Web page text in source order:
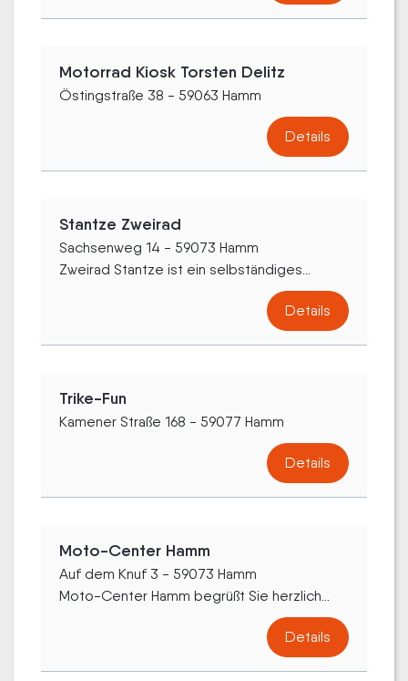
Motorrad Kiosk Torsten Delitz
Östingstraße 38 - 59063 Hamm
Details
Stantze Zweirad
Sachsenweg 14 - 59073 Hamm
Zweirad Stantze ist ein selbständiges...
Details
Trike-Fun
Kamener Straße 168 - 59077 Hamm
Details
Moto-Center Hamm
Auf dem Knuf 3 - 59073 Hamm
Moto-Center Hamm begrüßt Sie herzlich...
Details